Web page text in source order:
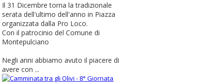
Il 31 Dicembre torna la tradizionale
serata dell'ultimo dell'anno in Piazza
organizzata dalla Pro Loco.
Con il patrocinio del Comune di
Montepulciano
Negli anni abbiamo avuto il piacere di
avere con ...